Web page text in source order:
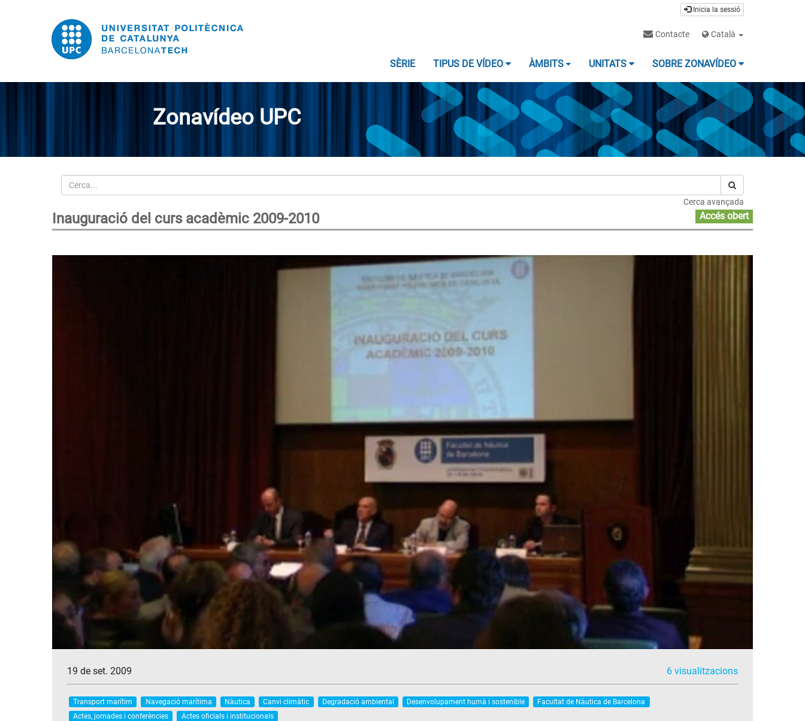
Inicia la sessió
Contacte Català
SÈRIE TIPUS DE VÍDEO ÀMBITS UNITATS SOBRE ZONAVÍDEO
Zonavídeo UPC
Cerca
Cerca avançada
Inauguració del curs acadèmic 2009-2010 Accés obert
19 de set. 2009 6 visualitzacions
Transport marítim Navegació marítima Nàutica Canvi climàtic Degradació ambiental Desenvolupament humà i sostenible
Facultat de Nàutica de Barcelona
Actes, jornades i conferències
Actes oficials i institucionals